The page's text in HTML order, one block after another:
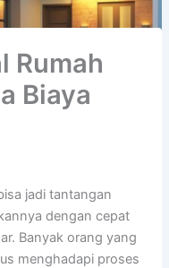
Rumah
Biaya
jadi tantangan
dengan cepat
Banyak orang yang
menghadapi proses